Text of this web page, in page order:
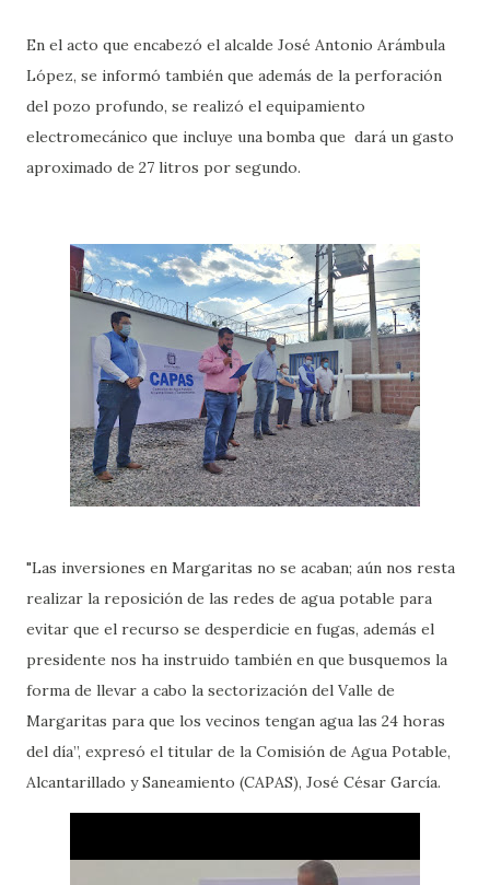
En el acto que encabezó el alcalde José Antonio Arámbula
López, se informó también que además de la perforación
del pozo profundo, se realizó el equipamiento
electromecánico que incluye una bomba que dará un gasto
aproximado de 27 litros por segundo.
"Las inversiones en Margaritas no se acaban; aún nos resta
realizar la reposición de las redes de agua potable para
evitar que el recurso se desperdicie en fugas, además el
presidente nos ha instruido también en que busquemos la
forma de llevar a cabo la sectorización del Valle de
Margaritas para que los vecinos tengan agua las 24 horas
del día”, expresó el titular de la Comisión de Agua Potable,
Alcantarillado y Saneamiento (CAPAS), José César García.